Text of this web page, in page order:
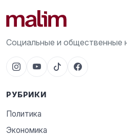
Социальные и общественные
РУБРИКИ
Политика
Экономика